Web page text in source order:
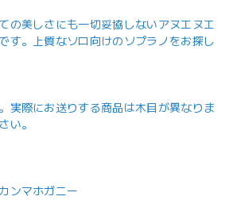
の美しさにも一切妥協しないアヌエヌエ
す。上質なソロ向けのソプラノをお探し
実際にお送りする商品は木目が異なりま
い。
ンマホガニー